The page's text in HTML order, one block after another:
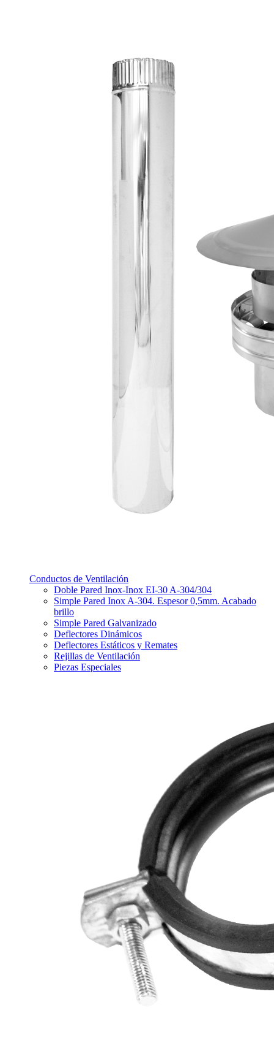
Conductos de Ventilación
Doble Pared Inox-Inox EI-30 A-304/304
Simple Pared Inox A-304. Espesor 0,5mm. Acabado
brillo
Simple Pared Galvanizado
Deflectores Dinámicos
Deflectores Estáticos y Remates
Rejillas de Ventilación
Piezas Especiales